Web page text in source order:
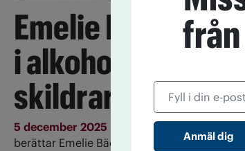
Emelie Bäckström
i alkoholens
skildrar hon
5 december 2025
Hennes barndom
berättar Emelie Bäckström sin historia och